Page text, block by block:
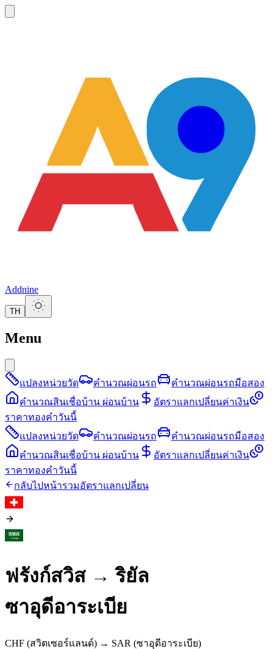
Addnine
TH
Menu
แปลงหน่วยวัด คำนวณผ่อนรถ
คำนวณผ่อนรถมือสอง
คำนวณสินเชื่อบ้าน ผ่อนบ้าน
อัตราแลกเปลี่ยนค่าเงิน
ราคาทองคำวันนี้
แปลงหน่วยวัด
คำนวณผ่อนรถ
คำนวณผ่อนรถมือสอง
คำนวณสินเชื่อบ้าน ผ่อนบ้าน
อัตราแลกเปลี่ยนค่าเงิน
ราคาทองคำวันนี้
กลับไปหน้ารวมอัตราแลกเปลี่ยน
ฟรังก์สวิส→ริยัล
ซาอุดีอาระเบีย
CHF (สวิตเซอร์แลนด์) → SAR (ซาอุดีอาระเบีย)